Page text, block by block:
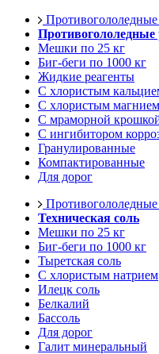
Противогололедные
Мешки по 25 кг
Биг-беги по 1000 кг
Жидкие реагенты
С хлористым
С хлористым
С мраморной
С ингибитором
Гранулированные
Компактированные
Для дорог
Техническая соль
Мешки по 25 кг
Биг-беги по 1000 кг
Тыретская соль
С хлористым натрием
Илецк соль
Белкалий
Бассоль
Для дорог
Галит минеральный